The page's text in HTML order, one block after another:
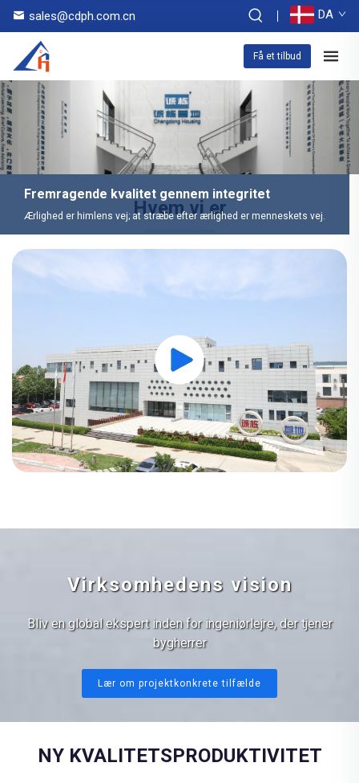
sales@cdph.com.cn DA
Få et tilbud
Fremragende kvalitet gennem integritet
Ærlighed er himlens vej; at stræbe efter ærlighed er menneskets vej.
Hvem vi er
Virksomhedens vision
Bliv en global ekspert inden for ingeniørlejre, der tjener
bygherrer
Lær om projektkonkrete tilfælde
NY KVALITETSPRODUKTIVITET